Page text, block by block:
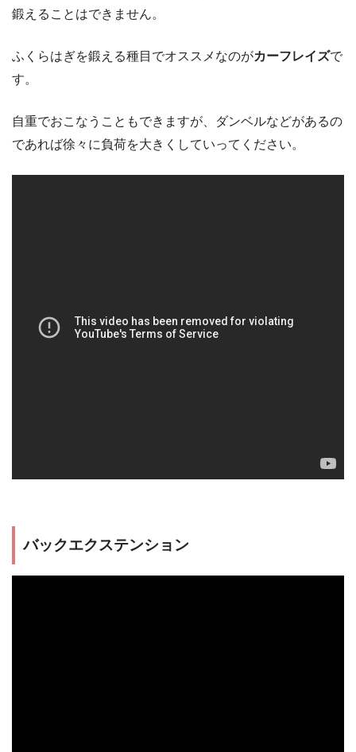
鍛えることはできません。
ふくらはぎを鍛える種目でオススメなのがカーフレイズで
す。
自重でおこなうこともできますが、ダンベルなどがあるの
であれば徐々に負荷を大きくしていってください。
バックエクステンション